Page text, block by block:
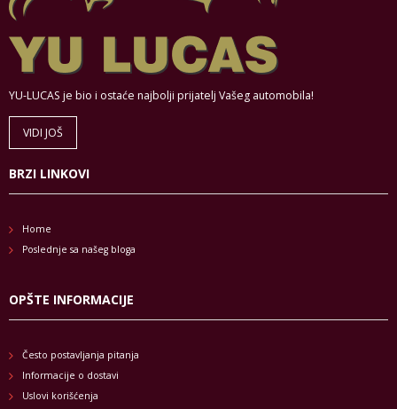
YU-LUCAS je bio i ostaće najbolji prijatelj Vašeg automobila!
VIDI JOŠ
BRZI LINKOVI
Home
Poslednje sa našeg bloga
OPŠTE INFORMACIJE
Često postavljanja pitanja
Informacije o dostavi
Uslovi korišćenja